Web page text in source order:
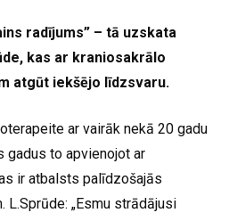
radījums” – tā uzskata
kas ar kraniosakrālo
atgūt iekšējo līdzsvaru.
ar vairāk nekā 20 gadu
gadus to apvienojot ar
ir atbalsts palīdzošajās
„Esmu strādājusi